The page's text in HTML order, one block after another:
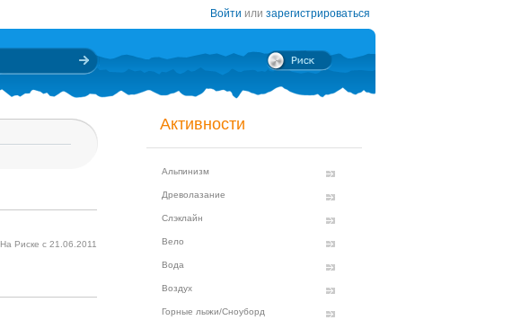
Войти или зарегистрироваться
На Риске с 21.06.2011
Активности
Альпинизм
Древолазание
Слэклайн
Вело
Вода
Воздух
Горные лыжи/Сноуборд